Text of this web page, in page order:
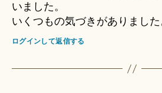
いました。
いくつもの気づきがありました
ログインして返信する